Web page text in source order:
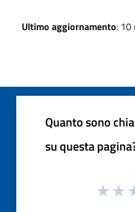
Ultimo aggiornamento: 10
Quanto sono
su questa